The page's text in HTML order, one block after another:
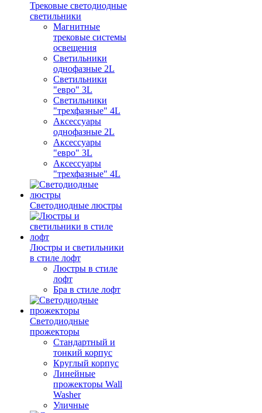
Трековые светодиодные
светильники
Магнитные
трековые системы
освещения
Светильники
однофазные 2L
Светильники
"евро" 3L
Светильники
"трехфазные" 4L
Аксессуары
однофазные 2L
Аксессуары
"евро" 3L
Аксессуары
"трехфазные" 4L
Светодиодные люстры
Люстры и светильники
в стиле лофт
Люстры в стиле
лофт
Бра в стиле лофт
Светодиодные
прожекторы
Стандартный и
тонкий корпус
Круглый корпус
Линейные
прожекторы Wall
Washer
Уличные